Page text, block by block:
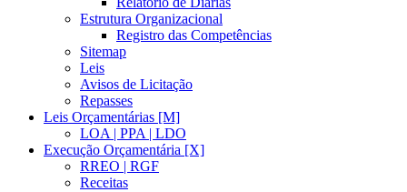
Estrutura Organizacional
Registro das Competências
Sitemap
Leis
Avisos de Licitação
Repasses
Leis Orçamentárias [M]
LOA | PPA | LDO
Execução Orçamentária [X]
RREO | RGF
Receitas